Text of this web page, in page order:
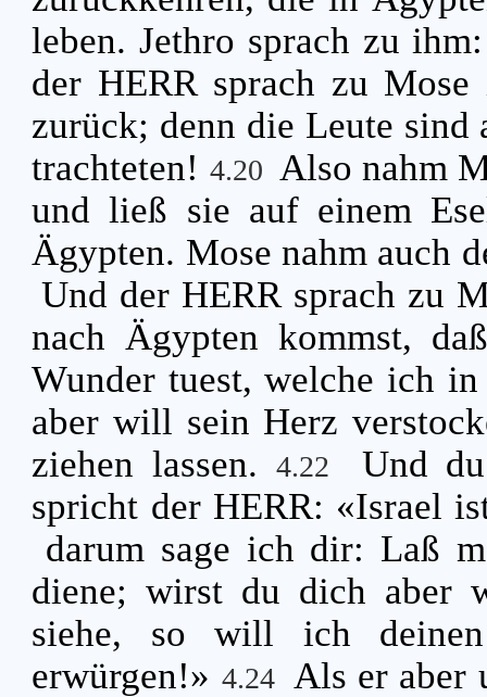
leben. Jethro sprach zu
der HERR sprach zu
zurück; denn die Leute sind
trachteten! 4.20 Also nahm
und ließ sie auf einem
Ägypten. Mose nahm auch
Und der HERR sprach zu
nach Ägypten kommst,
Wunder tuest, welche ich
aber will sein Herz
ziehen lassen.
4.22
Und
spricht der HERR: «Israel
darum sage ich dir: Laß
diene; wirst du dich aber
siehe, so will ich deinen
erwürgen!» 4.24 Als er aber